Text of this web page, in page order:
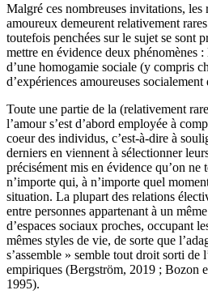
Malgré ces nombreuses invitations, les
amoureux demeurent relativement
toutefois penchées sur le sujet se sont
mettre en évidence deux phénomènes :
d’une homogamie sociale (y compris
d’expériences amoureuses
Toute une partie de la (relativement
l’amour s’est d’abord employée à
coeur des individus, c’est-à-dire à
derniers en viennent à sélectionner
précisément mis en évidence qu’on ne
n’importe qui, à n’importe quel
situation. La plupart des relations
entre personnes appartenant à un
d’espaces sociaux proches, occupant
mêmes styles de vie, de sorte que
s’assemble » semble tout droit sorti de
empiriques (Bergström, 2019 ; Bozon
1995).